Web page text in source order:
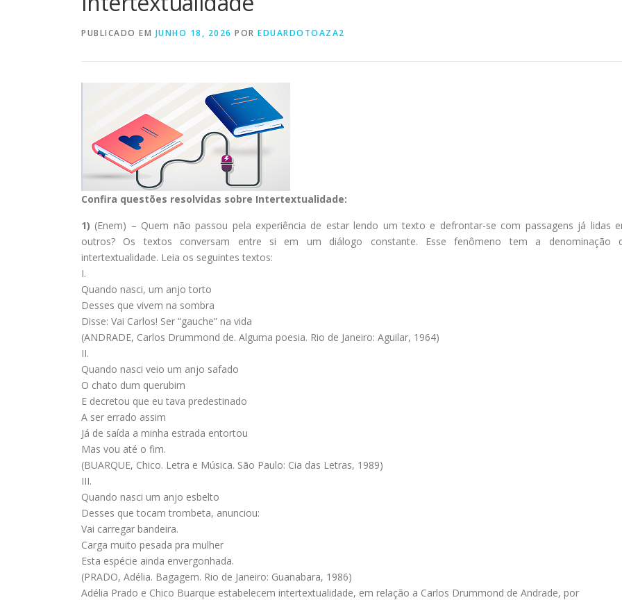
PUBLICADO EM JUNHO 18, 2026 POR EDUARDOTOAZA2
Confira questões resolvidas sobre Intertextualidade:
1) (Enem) – Quem não passou pela experiência de estar lendo um texto e defrontar-se com passagens já lidas
outros? Os textos conversam entre si em um diálogo constante. Esse fenômeno tem a denominação
intertextualidade. Leia os seguintes textos:
I.
Quando nasci, um anjo torto
Desses que vivem na sombra
Disse: Vai Carlos! Ser “gauche” na vida
(ANDRADE, Carlos Drummond de. Alguma poesia. Rio de Janeiro: Aguilar, 1964)
II.
Quando nasci veio um anjo safado
O chato dum querubim
E decretou que eu tava predestinado
A ser errado assim
Já de saída a minha estrada entortou
Mas vou até o fim.
(BUARQUE, Chico. Letra e Música. São Paulo: Cia das Letras, 1989)
III.
Quando nasci um anjo esbelto
Desses que tocam trombeta, anunciou:
Vai carregar bandeira.
Carga muito pesada pra mulher
Esta espécie ainda envergonhada.
(PRADO, Adélia. Bagagem. Rio de Janeiro: Guanabara, 1986)
Adélia Prado e Chico Buarque estabelecem intertextualidade, em relação a Carlos Drummond de Andrade, por